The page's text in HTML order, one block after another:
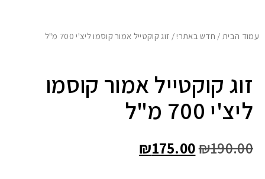
עמוד הבית/ חדש באתר! / זוג קוקטייל אמור קוסמו ליצ'י 700 מ"ל
זוג קוקטייל אמור קוסמו
ליצ'י 700 מ"ל
₪190.00
₪175.00